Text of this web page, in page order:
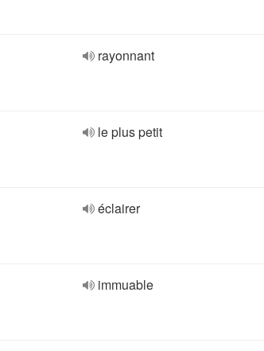
rayonnant
le plus petit
éclairer
immuable